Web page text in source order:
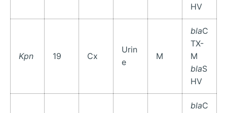
HV
Kpn 19 Cx
Urin
e
M
blaC
TX-
M
blaS
HV
blaC